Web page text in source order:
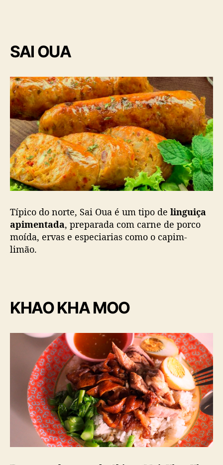
SAI OUA
Típico do norte, Sai Oua é um tipo de linguiça
apimentada, preparada com carne de porco
moída, ervas e especiarias como o capim-
limão.
KHAO KHA MOO